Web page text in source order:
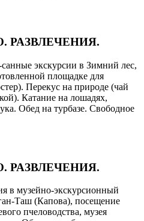
РАЗВЛЕЧЕНИЯ.
экскурсии в Зимний лес,
площадке для
Перекус на природе (чай
Катание на лошадях,
Обед на турбазе. Свободное
РАЗВЛЕЧЕНИЯ.
в музейно-экскурсионный
Таш (Капова), посещение
пчеловодства, музея